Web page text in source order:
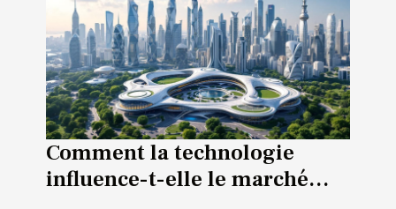
Comment la technologie
influence-t-elle le marché